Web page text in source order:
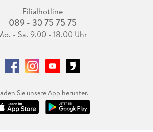
Filialhotline
089 - 30 75 75 75
- Sa. 9.00 - 18.00 Uhr
Sie unsere App herunter.